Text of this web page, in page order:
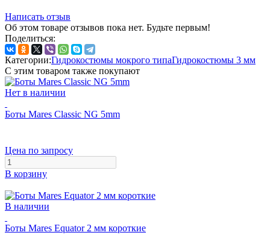
Написать отзыв
Об этом товаре отзывов пока нет. Будьте первым!
Поделиться:
Категории:Гидрокостюмы мокрого типаГидрокостюмы 3 мм
С этим товаром также покупают
Нет в наличии
Боты Mares Classic NG 5mm
Цена по запросу
В корзину
В наличии
Боты Mares Equator 2 мм короткие